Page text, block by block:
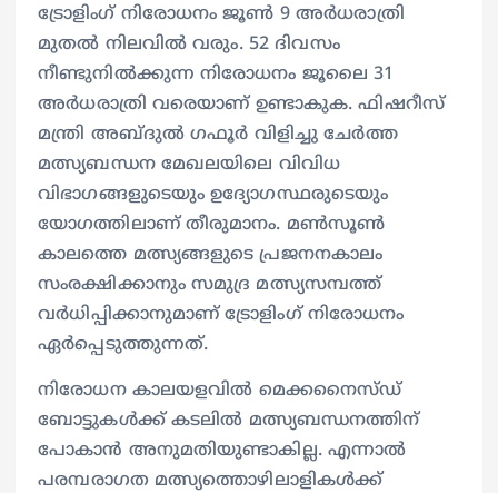
ട്രോളിംഗ് നിരോധനം ജൂൺ 9 അർധരാത്രി
മുതൽ നിലവിൽ വരും. 52 ദിവസം
നീണ്ടുനിൽക്കുന്ന നിരോധനം ജൂലൈ 31
അർധരാത്രി വരെയാണ് ഉണ്ടാകുക. ഫിഷറീസ്
മന്ത്രി അബ്ദുൽ ഗഫൂർ വിളിച്ചു ചേർത്ത
മത്സ്യബന്ധന മേഖലയിലെ വിവിധ
വിഭാഗങ്ങളുടെയും ഉദ്യോഗസ്ഥരുടെയും
യോഗത്തിലാണ് തീരുമാനം. മൺസൂൺ
കാലത്തെ മത്സ്യങ്ങളുടെ പ്രജനനകാലം
സംരക്ഷിക്കാനും സമുദ്ര മത്സ്യസമ്പത്ത്
വർധിപ്പിക്കാനുമാണ് ട്രോളിംഗ് നിരോധനം
ഏർപ്പെടുത്തുന്നത്.
നിരോധന കാലയളവിൽ മെക്കനൈസ്ഡ്
ബോട്ടുകൾക്ക് കടലിൽ മത്സ്യബന്ധനത്തിന്
പോകാൻ അനുമതിയുണ്ടാകില്ല. എന്നാൽ
പരമ്പരാഗത മത്സ്യത്തൊഴിലാളികൾക്ക്